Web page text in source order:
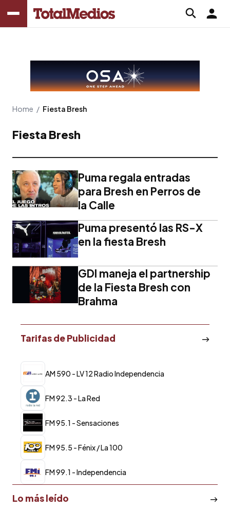
Home / Fiesta Bresh
Fiesta Bresh
Puma regala entradas
para Bresh en Perros de
la Calle
Puma presentó las RS-X
en la fiesta Bresh
GDI maneja el partnership
de la Fiesta Bresh con
Brahma
Tarifas de Publicidad
AM 590 - LV 12 Radio Independencia
FM 92.3 - La Red
FM 95.1 - Sensaciones
FM 95.5 - Fénix / La 100
FM 99.1 - Independencia
Lo más leído